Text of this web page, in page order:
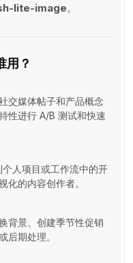
lite-image。
用？
交媒体帖子和产品概念
性进行 A/B 测试和快速
人项目或工作流中的开
化的内容创作者。
背景、创建季节性促销
后期处理。